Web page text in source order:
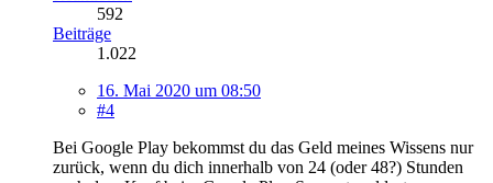
592
Beiträge
1.022
16. Mai 2020 um 08:50
#4
Bei Google Play bekommst du das Geld meines Wissens nur
zurück, wenn du dich innerhalb von 24 (oder 48?) Stunden